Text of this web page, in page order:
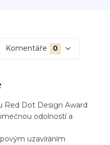
Komentáře 0
Red Dot Design Award
odolností a
uzavíráním